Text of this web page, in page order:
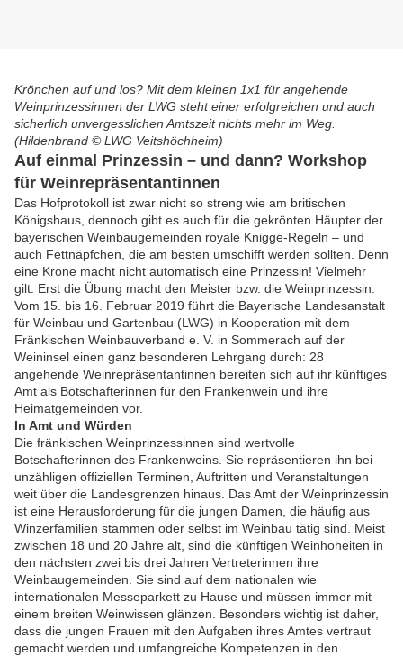
Krönchen auf und los? Mit dem kleinen 1x1 für angehende
Weinprinzessinnen der LWG steht einer erfolgreichen und auch
sicherlich unvergesslichen Amtszeit nichts mehr im Weg.
(Hildenbrand © LWG Veitshöchheim)
Auf einmal Prinzessin – und dann? Workshop
für Weinrepräsentantinnen
Das Hofprotokoll ist zwar nicht so streng wie am britischen
Königshaus, dennoch gibt es auch für die gekrönten Häupter der
bayerischen Weinbaugemeinden royale Knigge-Regeln – und
auch Fettnäpfchen, die am besten umschifft werden sollten. Denn
eine Krone macht nicht automatisch eine Prinzessin! Vielmehr
gilt: Erst die Übung macht den Meister bzw. die Weinprinzessin.
Vom 15. bis 16. Februar 2019 führt die Bayerische Landesanstalt
für Weinbau und Gartenbau (LWG) in Kooperation mit dem
Fränkischen Weinbauverband e. V. in Sommerach auf der
Weininsel einen ganz besonderen Lehrgang durch: 28
angehende Weinrepräsentantinnen bereiten sich auf ihr künftiges
Amt als Botschafterinnen für den Frankenwein und ihre
Heimatgemeinden vor.
In Amt und Würden
Die fränkischen Weinprinzessinnen sind wertvolle
Botschafterinnen des Frankenweins. Sie repräsentieren ihn bei
unzähligen offiziellen Terminen, Auftritten und Veranstaltungen
weit über die Landesgrenzen hinaus. Das Amt der Weinprinzessin
ist eine Herausforderung für die jungen Damen, die häufig aus
Winzerfamilien stammen oder selbst im Weinbau tätig sind. Meist
zwischen 18 und 20 Jahre alt, sind die künftigen Weinhoheiten in
den nächsten zwei bis drei Jahren Vertreterinnen ihre
Weinbaugemeinden. Sie sind auf dem nationalen wie
internationalen Messeparkett zu Hause und müssen immer mit
einem breiten Weinwissen glänzen. Besonders wichtig ist daher,
dass die jungen Frauen mit den Aufgaben ihres Amtes vertraut
gemacht werden und umfangreiche Kompetenzen in den